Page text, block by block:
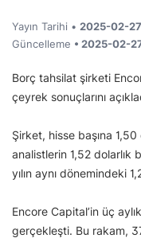
Yayın Tarihi • 2025-02-27
Güncelleme • 2025-02-
Borç tahsilat şirketi
çeyrek sonuçlarını
Şirket, hisse başına
analistlerin 1,52 dolarlık
yılın aynı dönemindeki
Encore Capital’in üç
gerçekleşti. Bu rakam,